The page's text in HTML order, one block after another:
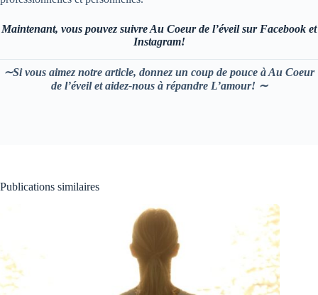
Maintenant, vous pouvez suivre Au Coeur de l’éveil sur Facebook et
Instagram!
∼Si vous aimez notre article, donnez un coup de pouce à Au Coeur
de l’éveil et aidez-nous à répandre L’amour! ∼
Publications similaires